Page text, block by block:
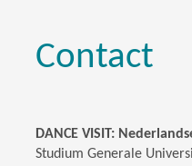
Contact
DANCE VISIT:
Studium Generale